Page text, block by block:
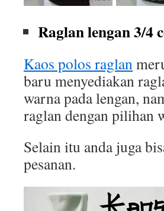
Raglan lengan 3/4
Kaos polos raglan
baru menyediakan
warna pada lengan,
raglan dengan pilihan
Selain itu anda juga
pesanan.